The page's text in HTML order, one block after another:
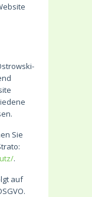
Sie
.
auf